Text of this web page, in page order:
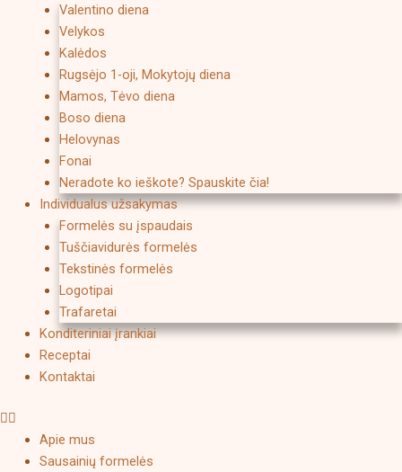
Valentino diena
Velykos
Kalėdos
Rugsėjo 1-oji, Mokytojų diena
Mamos, Tėvo diena
Boso diena
Helovynas
Fonai
Neradote ko ieškote? Spauskite čia!
Individualus užsakymas
Formelės su įspaudais
Tuščiavidurės formelės
Tekstinės formelės
Logotipai
Trafaretai
Konditeriniai įrankiai
Receptai
Kontaktai
Apie mus
Sausainių formelės